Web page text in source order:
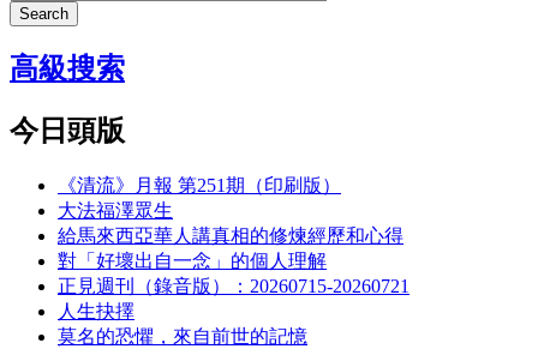
Search
高級搜索
今日頭版
《清流》月報 第251期（印刷版）
大法福澤眾生
給馬來西亞華人講真相的修煉經歷和心得
對「好壞出自一念」的個人理解
正見週刊（錄音版）：20260715-20260721
人生抉擇
莫名的恐懼，來自前世的記憶